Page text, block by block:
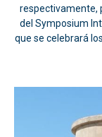
respectivamente,
del Symposium
que se celebrará